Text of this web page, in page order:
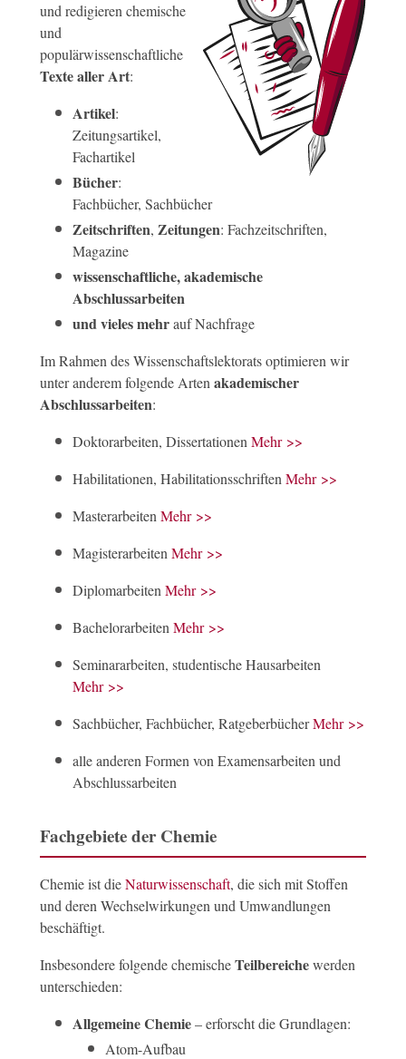
und redigieren chemische
und
populärwissenschaftliche
Texte aller Art:
Artikel:
Zeitungsartikel,
Fachartikel
Bücher:
Fachbücher, Sachbücher
Zeitschriften, Zeitungen: Fachzeitschriften,
Magazine
wissenschaftliche, akademische
Abschlussarbeiten
und vieles mehrauf Nachfrage
Im Rahmen des Wissenschaftslektorats optimieren wir
unter anderem folgende Arten akademischer
Abschlussarbeiten:
Doktorarbeiten, Dissertationen Mehr >>
Habilitationen, Habilitationsschriften Mehr >>
Masterarbeiten Mehr >>
Magisterarbeiten Mehr >>
Diplomarbeiten Mehr >>
Bachelorarbeiten Mehr >>
Seminararbeiten, studentische Hausarbeiten
Mehr >>
Sachbücher, Fachbücher, RatgeberbücherMehr >>
alle anderen Formen von Examensarbeiten und
Abschlussarbeiten
Fachgebiete der Chemie
Chemie ist dieNaturwissenschaft, die sich mit Stoffen
und deren Wechselwirkungen und Umwandlungen
beschäftigt.
Insbesondere folgende chemischeTeilbereichewerden
unterschieden:
Allgemeine Chemie– erforscht die Grundlagen:
Atom-Aufbau